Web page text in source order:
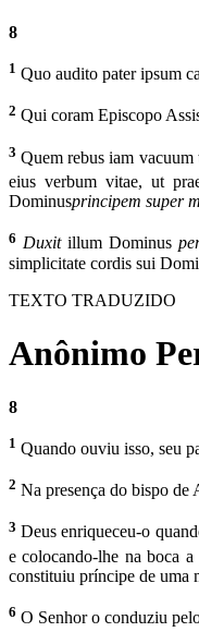
8
1 Quo audito pater ipsum
2 Qui coram Episcopo
3 Quem rebus iam
eius verbum vitae, ut
Dominusprincipem super
6 Duxit illum Dominus
simplicitate cordis sui
TEXTO TRADUZIDO
Anônimo
8
1 Quando ouviu isso, seu
2 Na presença do bispo de
3 Deus enriqueceu-o
e colocando-lhe na boca
constituiu príncipe de uma
6 O Senhor o conduziu